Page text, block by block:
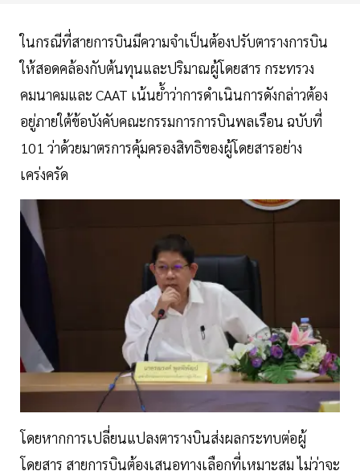
ในกรณีที่สายการบินมีความจำเป็นต้องปรับตารางการบิน
ให้สอดคล้องกับต้นทุนและปริมาณผู้โดยสาร กระทรวง
คมนาคมและ CAAT เน้นย้ำว่าการดำเนินการดังกล่าวต้อง
อยู่ภายใต้ข้อบังคับคณะกรรมการการบินพลเรือน ฉบับที่
101 ว่าด้วยมาตรการคุ้มครองสิทธิของผู้โดยสารอย่าง
เคร่งครัด
โดยหากการเปลี่ยนแปลงตารางบินส่งผลกระทบต่อผู้
โดยสาร สายการบินต้องเสนอทางเลือกที่เหมาะสม ไม่ว่าจะ